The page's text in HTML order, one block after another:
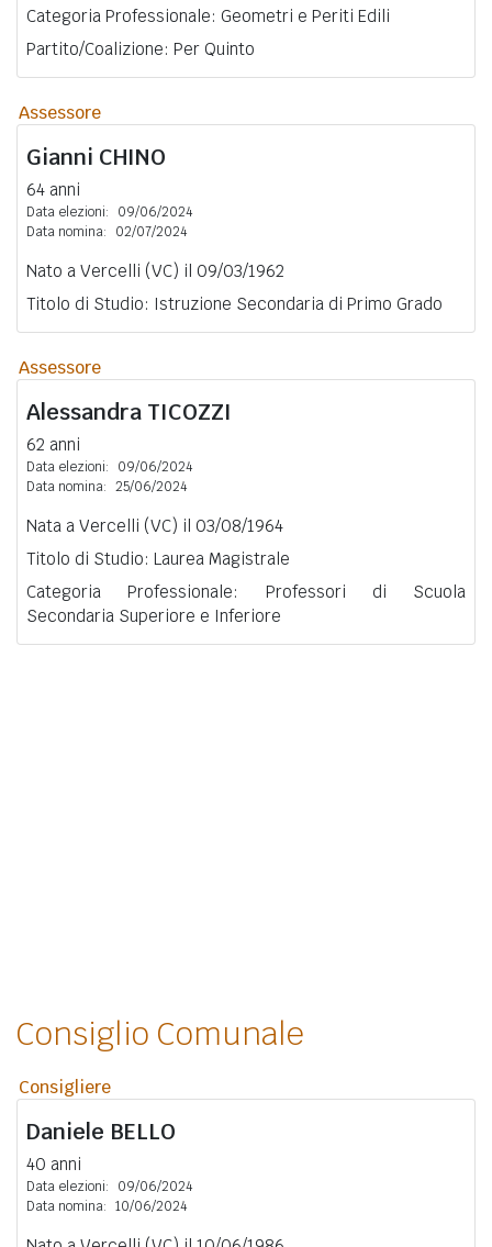
Categoria Professionale: Geometri e Periti Edili
Partito/Coalizione: Per Quinto
Assessore
Gianni CHINO
64 anni
Data elezioni:
09/06/2024
Data nomina:
02/07/2024
Nato a Vercelli (VC) il 09/03/1962
Titolo di Studio: Istruzione Secondaria di Primo Grado
Assessore
Alessandra TICOZZI
62 anni
Data elezioni:
09/06/2024
Data nomina: 25/06/2024
Nata a Vercelli (VC) il 03/08/1964
Titolo di Studio: Laurea Magistrale
Categoria Professionale: Professori di Scuola
Secondaria Superiore e Inferiore
Consiglio Comunale
Consigliere
Daniele BELLO
40 anni
Data elezioni:
09/06/2024
Data nomina: 10/06/2024